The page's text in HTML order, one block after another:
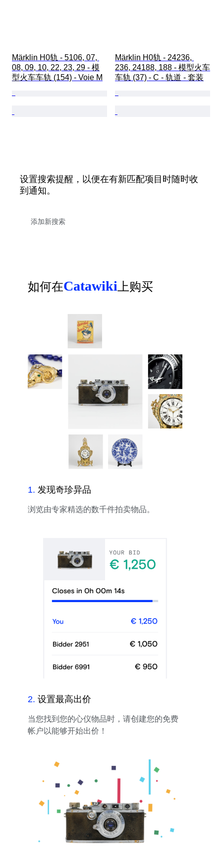
Märklin H0轨 - 5106, 07,
08, 09, 10, 22, 23, 29 - 模
型火车车轨 (154) - Voie M
Märklin H0轨 - 24236,
236, 24188, 188 - 模型火车
车轨 (37) - C - 轨道 - 套装
设置搜索提醒，以便在有新匹配项目时随时收
到通知。
如何在Catawiki 上购买
1. 发现奇珍异品
浏览由专家精选的数千件拍卖物品。
2. 设置最高出价
当您找到您的心仪物品时，请创建您的免费
帐户以能够开始出价！